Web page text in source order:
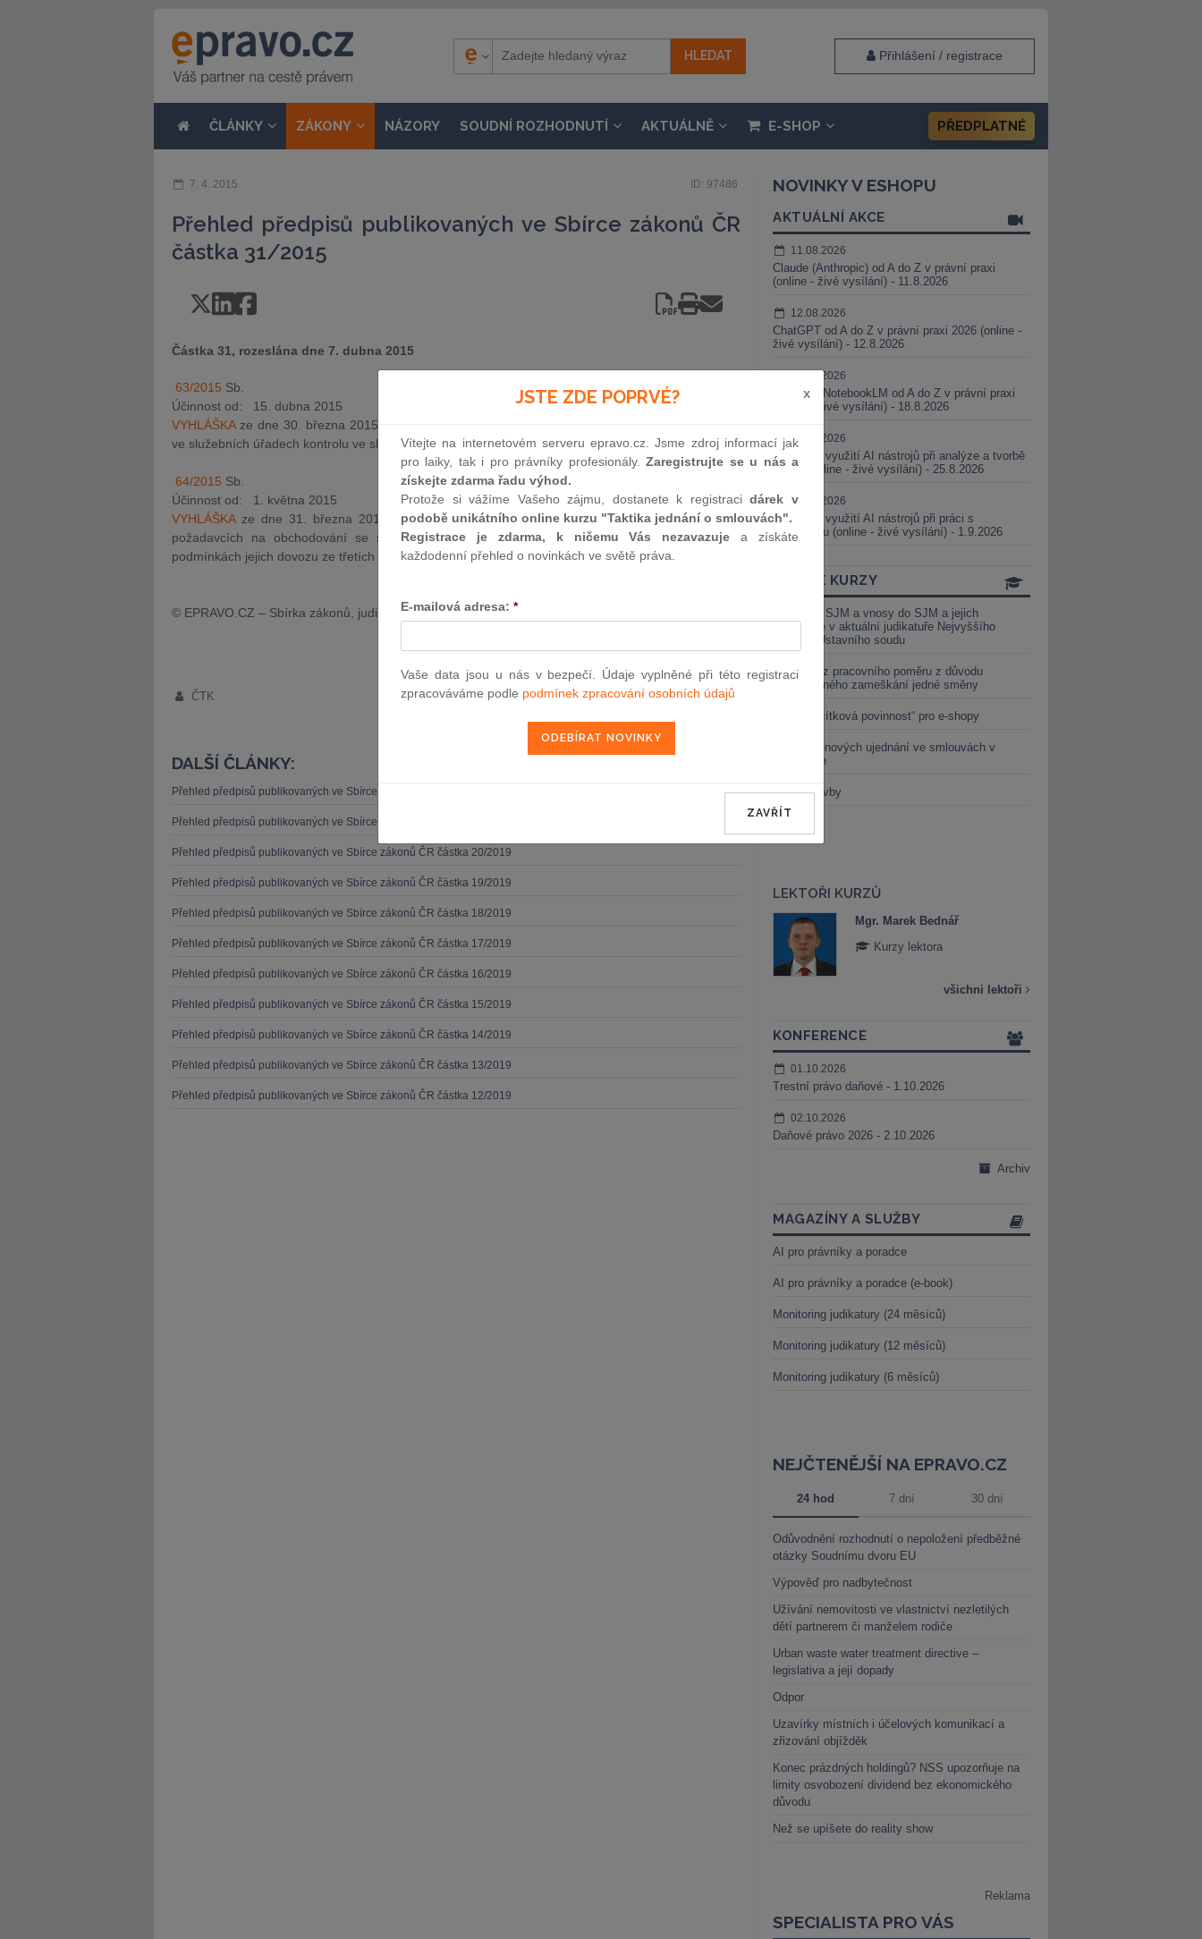
Přihlášení / registrace
ČLÁNKY ZÁKONY NÁZORY SOUDNÍ ROZHODNUTÍ AKTUÁLNĚ E-SHOP PŘEDPLATNÉ
7. 4. 2015 ID: 97486
Přehled předpisů publikovaných ve Sbírce zákonů ČR
částka 31/2015
Částka 31, rozeslána dne 7. dubna 2015
63/2015 Sb.
Účinnost od: 15. dubna 2015
VYHLÁŠKAze dne 30. března 2015 o vzoru průkazu státního zaměstnance pověřeného vykonávat
ve služebních úřadech kontrolu ve služebních vztazích státních zaměstnanců
64/2015 Sb.
Účinnost od: 1. května 2015
VYHLÁŠKAze dne 31. března 2015, kterou se mění vyhláška č. 380/2003Sb., o veterinárních
požadavcích na obchodování se spermatem, vaječnými buňkami a embryi a o veterinárních
podmínkách jejich dovozu ze třetích zemí, ve znění pozdějších předpisů
© EPRAVO.CZ – Sbírka zákonů, judikatura, právo | www.epravo.cz
ČTK 7. 4. 2015
DALŠÍ ČLÁNKY:
Přehled předpisů publikovaných ve Sbírce zákonů ČR částka 21/2019
Přehled předpisů publikovaných ve Sbírce zákonů ČR částka 21/2019
Přehled předpisů publikovaných ve Sbírce zákonů ČR částka 20/2019
Přehled předpisů publikovaných ve Sbírce zákonů ČR částka 19/2019
Přehled předpisů publikovaných ve Sbírce zákonů ČR částka 18/2019
Přehled předpisů publikovaných ve Sbírce zákonů ČR částka 17/2019
Přehled předpisů publikovaných ve Sbírce zákonů ČR částka 16/2019
Přehled předpisů publikovaných ve Sbírce zákonů ČR částka 15/2019
Přehled předpisů publikovaných ve Sbírce zákonů ČR částka 14/2019
Přehled předpisů publikovaných ve Sbírce zákonů ČR částka 13/2019
Přehled předpisů publikovaných ve Sbírce zákonů ČR částka 12/2019
NOVINKY V ESHOPU
AKTUÁLNÍ AKCE
11.08.2026
Claude (Anthropic) od A do Z v právní praxi
(online - živé vysílání) - 11.8.2026
12.08.2026
ChatGPT od A do Z v právní praxi 2026 (online -
živé vysílání) - 12.8.2026
18.08.2026
Gemini a NotebookLM od A do Z v právní praxi
(online - živé vysílání) - 18.8.2026
25.08.2026
Praktické využití AI nástrojů při analýze a tvorbě
smluv (online - živé vysílání) - 25.8.2026
01.09.2026
Praktické využití AI nástrojů při práci s
judikaturou (online - živé vysílání) - 1.9.2026
ONLINE KURZY
Vnosy ze SJM a vnosy do SJM a jejich
valorizace v aktuální judikatuře Nejvyššího
soudu a Ústavního soudu
Výpověď z pracovního poměru z důvodu
neomluveného zameškání jedné směny
Nová „tlačítková povinnost“ pro e-shopy
Změna cenových ujednání ve smlouvách v
energetice
Černé stavby
LEKTOŘI KURZŮ
JUDr. Tomáš Nielsen
JUDr. Tomáš Sokol
Kurzy lektora
Mgr. Marek Bednář
Kurzy lektora
všichni lektoři
KONFERENCE
01.10.2026
Trestní právo daňové - 1.10.2026
02.10.2026
Daňové právo 2026 - 2.10.2026
Archiv
MAGAZÍNY A SLUŽBY
AI pro právníky a poradce
AI pro právníky a poradce (e-book)
Monitoring judikatury (24 měsíců)
Monitoring judikatury (12 měsíců)
Monitoring judikatury (6 měsíců)
NEJČTENĚJŠÍ NA EPRAVO.CZ
24 hod 7 dní 30 dní
Odůvodnění rozhodnutí o nepoložení předběžné
otázky Soudnímu dvoru EU
Výpověď pro nadbytečnost
Užívání nemovitosti ve vlastnictví nezletilých
dětí partnerem či manželem rodiče
Urban waste water treatment directive –
legislativa a její dopady
Odpor
Uzavírky místních i účelových komunikací a
zřizování objížděk
Konec prázdných holdingů? NSS upozorňuje na
limity osvobození dividend bez ekonomického
důvodu
Než se upíšete do reality show
JSTE ZDE POPRVÉ? x
Vítejte na internetovém serveru epravo.cz. Jsme zdroj informací jak
pro laiky, tak i pro právníky profesionály.Zaregistrujte se u nás a
získejte zdarma řadu výhod.
Protože si vážíme Vašeho zájmu, dostanete k registracidárek v
podobě unikátního online kurzu "Taktika jednání o smlouvách".
Registrace je zdarma, k ničemu Vás nezavazuje a získáte
každodenní přehled o novinkách ve světě práva.
E-mailová adresa: *
Vaše data jsou u nás v bezpečí. Údaje vyplněné při této registraci
zpracováváme podle podmínek zpracování osobních údajů
ZAVŘÍT